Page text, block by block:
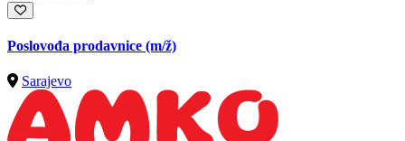
Poslovođa prodavnice (m/ž)
Sarajevo